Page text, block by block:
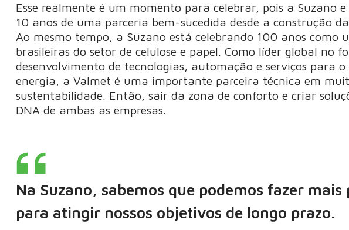
Esse realmente é um momento para celebrar, pois a Suzano
10 anos de uma parceria bem-sucedida desde a construção
Ao mesmo tempo, a Suzano está celebrando 100 anos como
brasileiras do setor de celulose e papel. Como líder global no
desenvolvimento de tecnologias, automação e serviços para o
energia, a Valmet é uma importante parceira técnica em
sustentabilidade. Então, sair da zona de conforto e criar
DNA de ambas as empresas.
Na Suzano, sabemos que podemos fazer
para atingir nossos objetivos de longo prazo.